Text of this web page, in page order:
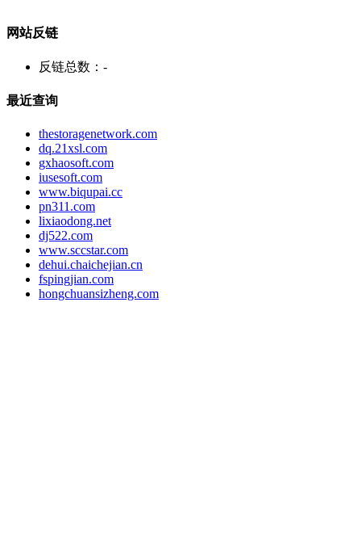
网站反链
反链总数： -
最近查询
thestoragenetwork.com
dq.21xsl.com
gxhaosoft.com
iusesoft.com
www.biqupai.cc
pn311.com
lixiaodong.net
dj522.com
www.sccstar.com
dehui.chaichejian.cn
fspingjian.com
hongchuansizheng.com